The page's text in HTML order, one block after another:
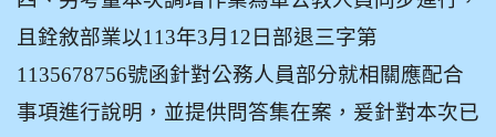
且銓敘部業以113年3月12日部退三字第
1135678756號函針對公務人員部分就相關應配合
事項進行說明，並提供問答集在案，爰針對本次已